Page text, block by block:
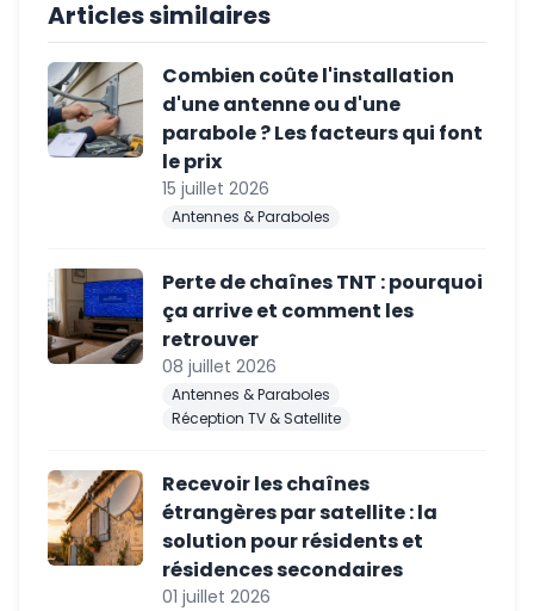
Articles similaires
Combien coûte l'installation
d'une antenne ou d'une
parabole ? Les facteurs qui font
le prix
15 juillet 2026
Antennes & Paraboles
Perte de chaînes TNT : pourquoi
ça arrive et comment les
retrouver
08 juillet 2026
Antennes & Paraboles
Réception TV & Satellite
Recevoir les chaînes
étrangères par satellite : la
solution pour résidents et
résidences secondaires
01 juillet 2026